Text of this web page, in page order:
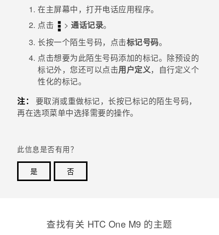
在主屏幕中，打开电话应用程序。
点击
> 通话记录。
长按一个陌生号码，点击标记号码。
点击想要为此陌生号码添加的标记。 除预设的
标记外，您还可以点击用户定义，自行定义个
性化的标记。
注：
要取消或重做标记，长按已标记的陌生号码，
再在选项菜单中选择需要的操作。
此信息是否有用？
是
否
查找有关 HTC One M9 的主题